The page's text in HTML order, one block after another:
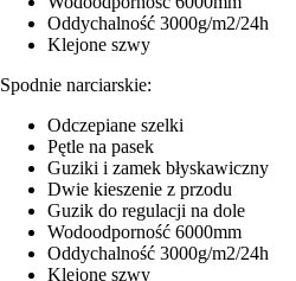
Oddychalność 3000g/m2/24h
Klejone szwy
Spodnie narciarskie:
Odczepiane szelki
Pętle na pasek
Guziki i zamek błyskawiczny
Dwie kieszenie z przodu
Guzik do regulacji na dole
Wodoodporność 6000mm
Oddychalność 3000g/m2/24h
Klejone szwy